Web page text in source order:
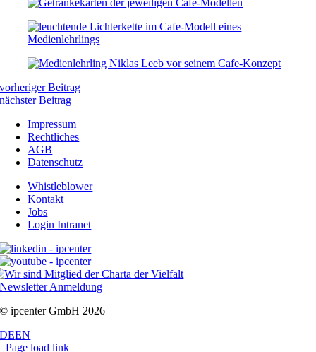
vorheriger Beitrag
nächster Beitrag
Impressum
Rechtliches
AGB
Datenschutz
Whistleblower
Kontakt
Jobs
Login Intranet
Newsletter Anmeldung
© ipcenter GmbH 2026
DEEN
Page load link